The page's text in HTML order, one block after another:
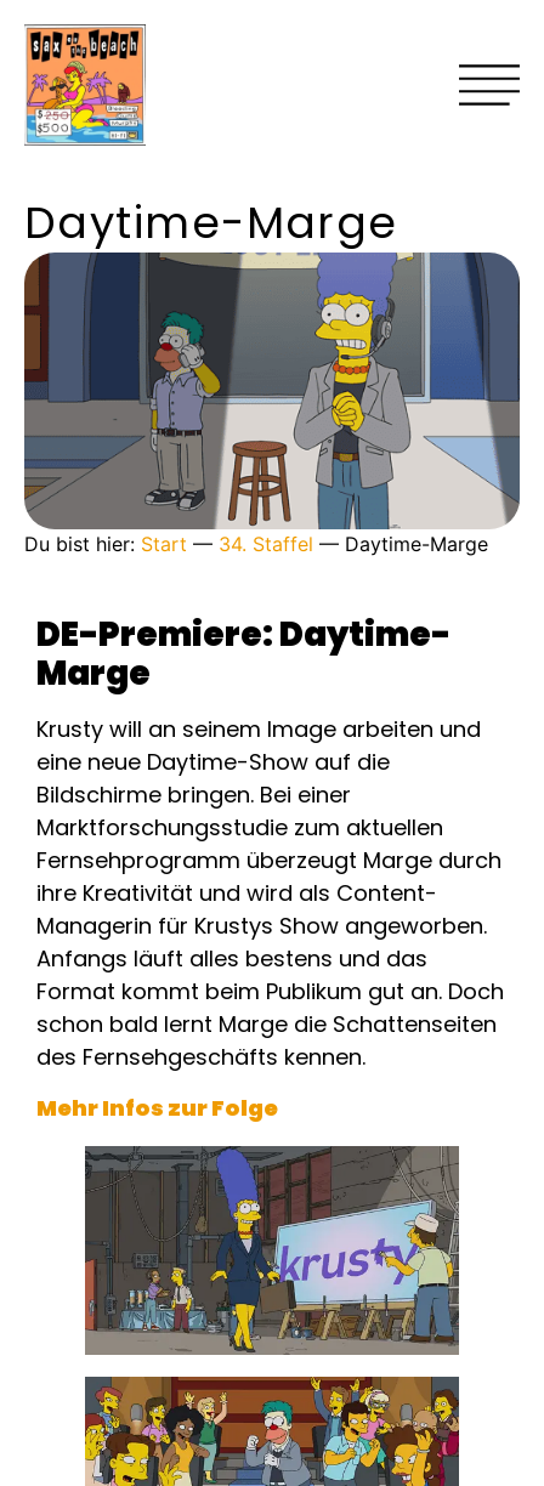
Daytime-Marge
Du bist hier: Start — 34. Staffel — Daytime-Marge
DE-Premiere: Daytime-
Marge
Krusty will an seinem Image arbeiten und
eine neue Daytime-Show auf die
Bildschirme bringen. Bei einer
Marktforschungsstudie zum aktuellen
Fernsehprogramm überzeugt Marge durch
ihre Kreativität und wird als Content-
Managerin für Krustys Show angeworben.
Anfangs läuft alles bestens und das
Format kommt beim Publikum gut an. Doch
schon bald lernt Marge die Schattenseiten
des Fernsehgeschäfts kennen.
Mehr Infos zur Folge